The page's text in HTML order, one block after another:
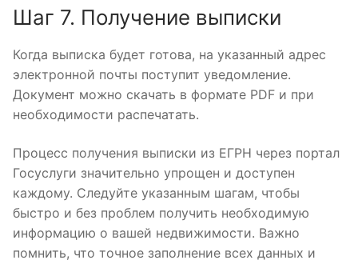
Шаг 7. Получение выписки
Когда выписка будет готова, на указанный адрес
электронной почты поступит уведомление.
Документ можно скачать в формате PDF и при
необходимости распечатать.
Процесс получения выписки из ЕГРН через портал
Госуслуги значительно упрощен и доступен
каждому. Следуйте указанным шагам, чтобы
быстро и без проблем получить необходимую
информацию о вашей недвижимости. Важно
помнить, что точное заполнение всех данных и